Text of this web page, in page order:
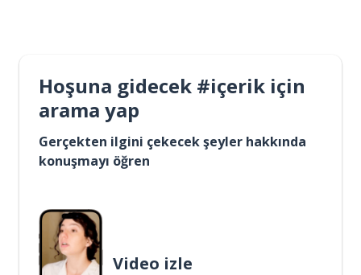
Hoşuna gidecek #içerik için
arama yap
Gerçekten ilgini çekecek şeyler hakkında
konuşmayı öğren
Video izle